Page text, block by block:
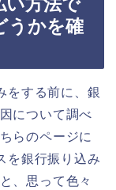
うかを確
をする前に、銀
について調べ
らのページに
を銀行振り込み
、思って色々